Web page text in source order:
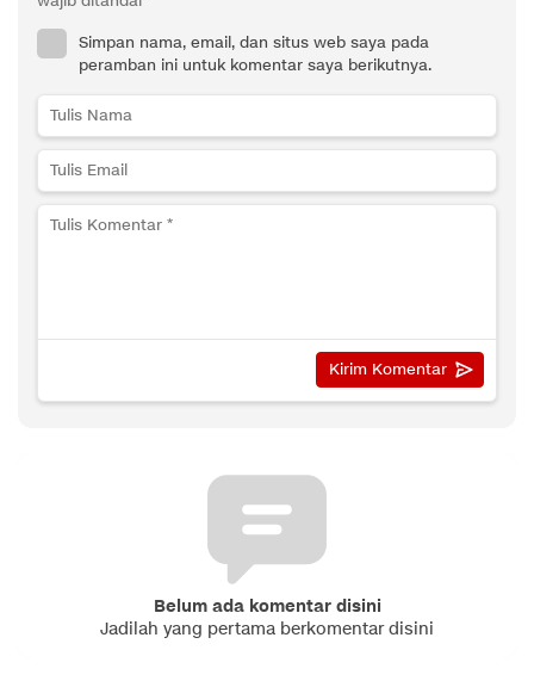
Simpan nama, email, dan situs web saya pada
peramban ini untuk komentar saya berikutnya.
Belum ada komentar disini
Jadilah yang pertama berkomentar disini